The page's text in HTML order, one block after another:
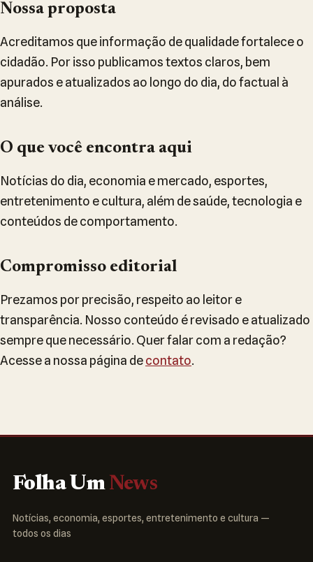
Nossa proposta
Acreditamos que informação de qualidade fortalece o
cidadão. Por isso publicamos textos claros, bem
apurados e atualizados ao longo do dia, do factual à
análise.
O que você encontra aqui
Notícias do dia, economia e mercado, esportes,
entretenimento e cultura, além de saúde, tecnologia e
conteúdos de comportamento.
Compromisso editorial
Prezamos por precisão, respeito ao leitor e
transparência. Nosso conteúdo é revisado e atualizado
sempre que necessário. Quer falar com a redação?
Acesse a nossa página decontato.
Folha Um News
Notícias, economia, esportes, entretenimento e cultura —
todos os dias